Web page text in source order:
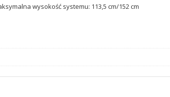
wysokość systemu: 113,5 cm/152 cm